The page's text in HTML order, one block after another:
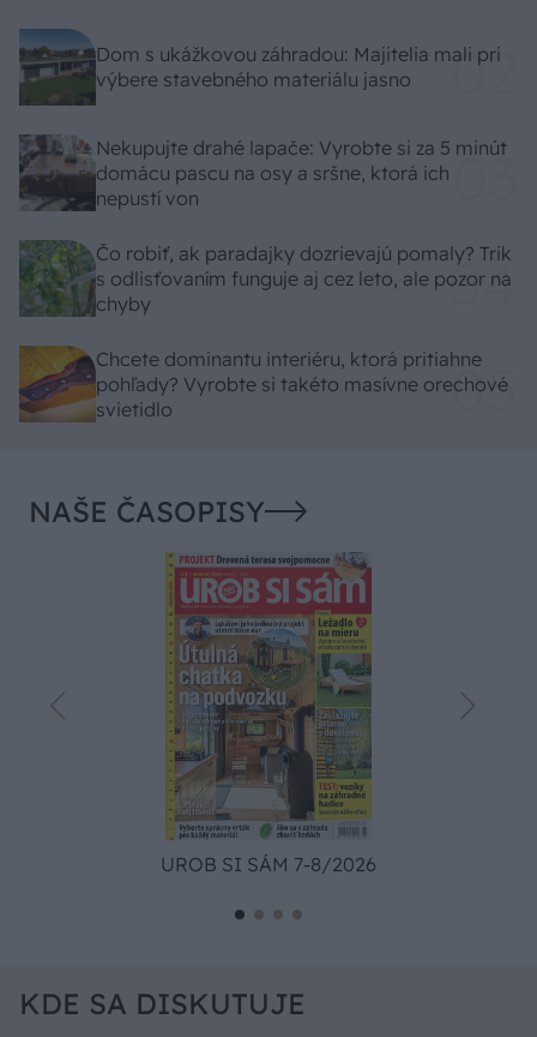
Dom s ukážkovou záhradou: Majitelia mali pri
výbere stavebného materiálu jasno
Nekupujte drahé lapače: Vyrobte si za 5 minút
domácu pascu na osy a sršne, ktorá ich
nepustí von
Čo robiť, ak paradajky dozrievajú pomaly? Trik
s odlisťovaním funguje aj cez leto, ale pozor na
chyby
Chcete dominantu interiéru, ktorá pritiahne
pohľady? Vyrobte si takéto masívne orechové
svietidlo
NAŠE ČASOPISY
UROB SI SÁM 7-8/2026
KDE SA DISKUTUJE